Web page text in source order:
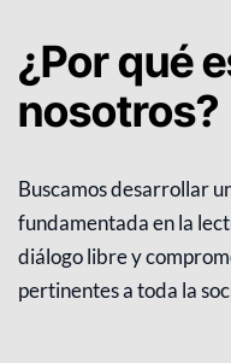
¿Por qué
nosotros?
Buscamos desarrollar
fundamentada en la
diálogo libre y
pertinentes a toda la